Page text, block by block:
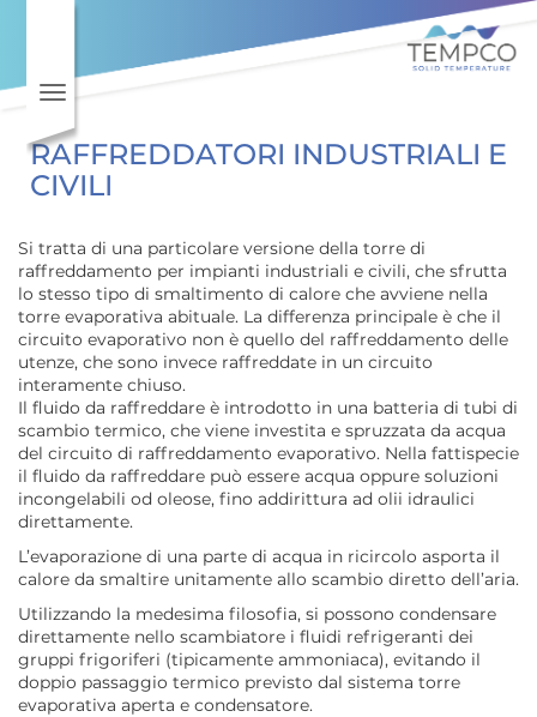
Toggle navigation
RAFFREDDATORI INDUSTRIALI E
CIVILI
Si tratta di una particolare versione della torre di
raffreddamento per impianti industriali e civili, che sfrutta
lo stesso tipo di smaltimento di calore che avviene nella
torre evaporativa abituale. La differenza principale è che il
circuito evaporativo non è quello del raffreddamento delle
utenze, che sono invece raffreddate in un circuito
interamente chiuso.
Il fluido da raffreddare è introdotto in una batteria di tubi di
scambio termico, che viene investita e spruzzata da acqua
del circuito di raffreddamento evaporativo. Nella fattispecie
il fluido da raffreddare può essere acqua oppure soluzioni
incongelabili od oleose, fino addirittura ad olii idraulici
direttamente.
L’evaporazione di una parte di acqua in ricircolo asporta il
calore da smaltire unitamente allo scambio diretto dell’aria.
Utilizzando la medesima filosofia, si possono condensare
direttamente nello scambiatore i fluidi refrigeranti dei
gruppi frigoriferi (tipicamente ammoniaca), evitando il
doppio passaggio termico previsto dal sistema torre
evaporativa aperta e condensatore.